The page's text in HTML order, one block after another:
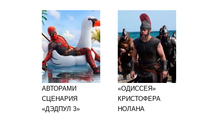
АВТОРАМИ
СЦЕНАРИЯ
«ДЭДПУЛ 3»
«ОДИССЕЯ»
КРИСТОФЕРА
НОЛАНА